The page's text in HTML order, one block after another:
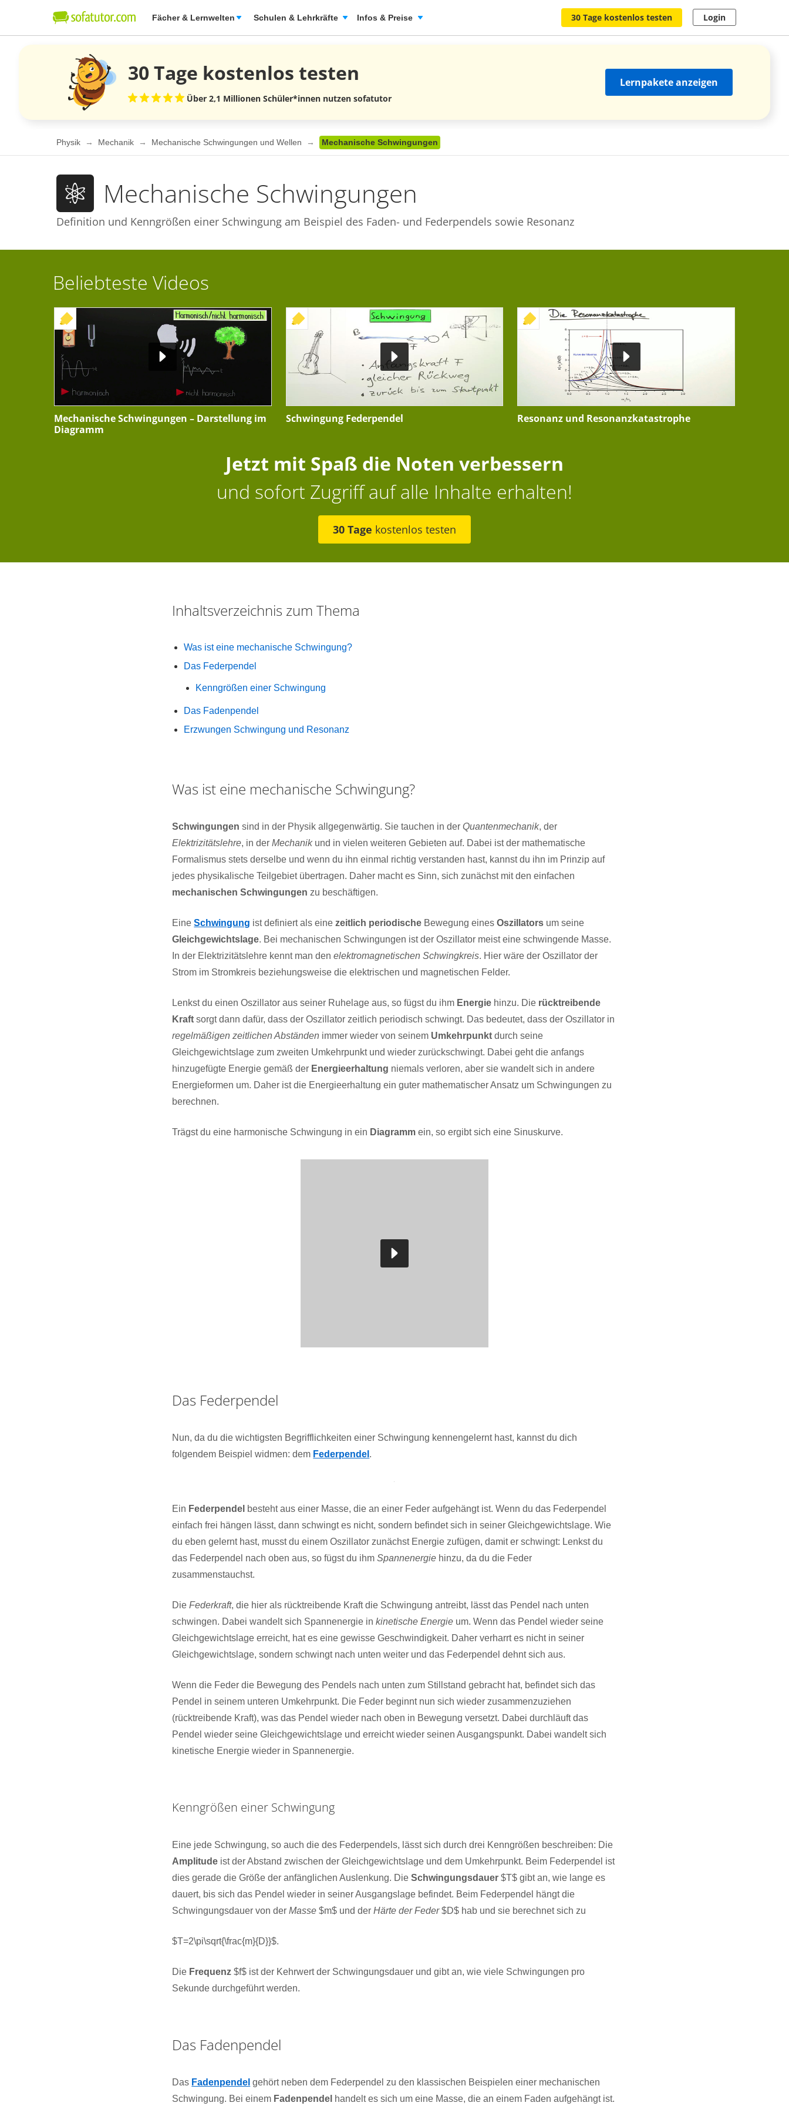
Fächer & Lernwelten Schulen & Lehrkräfte Infos & Preise 30 Tage kostenlos testen Login
30 Tage kostenlos testen
Über 2,1 Millionen Schüler*innen nutzen sofatutor
Lernpakete anzeigen
Physik Mechanik Mechanische Schwingungen und Wellen Mechanische Schwingungen
Mechanische Schwingungen
Definition und Kenngrößen einer Schwingung am Beispiel des Faden- und Federpendels sowie Resonanz
Beliebteste Videos
Mechanische Schwingungen – Darstellung im
Diagramm
+ INTERAKTIVE ÜBUNG
Schwingung Federpendel
+ INTERAKTIVE ÜBUNG
Resonanz und Resonanzkatastrophe
Jetzt mit Spaß die Noten verbessern
und sofort Zugriff auf alle Inhalte erhalten!
30 Tage kostenlos testen
Inhaltsverzeichnis zum Thema
Was ist eine mechanische Schwingung?
Das Federpendel
Kenngrößen einer Schwingung
Das Fadenpendel
Erzwungen Schwingung und Resonanz
Was ist eine mechanische Schwingung?
Schwingungen sind in der Physik allgegenwärtig. Sie tauchen in derQuantenmechanik, der
Elektrizitätslehre, in derMechanikund in vielen weiteren Gebieten auf. Dabei ist der mathematische
Formalismus stets derselbe und wenn du ihn einmal richtig verstanden hast, kannst du ihn im Prinzip auf
jedes physikalische Teilgebiet übertragen. Daher macht es Sinn, sich zunächst mit den einfachen
mechanischen Schwingungen zu beschäftigen.
EineSchwingung ist definiert als einezeitlich periodische Bewegung einesOszillators um seine
Gleichgewichtslage. Bei mechanischen Schwingungen ist der Oszillator meist eine schwingende Masse.
In der Elektrizitätslehre kennt man denelektromagnetischen Schwingkreis. Hier wäre der Oszillator der
Strom im Stromkreis beziehungsweise die elektrischen und magnetischen Felder.
Lenkst du einen Oszillator aus seiner Ruhelage aus, so fügst du ihm Energie hinzu. Die rücktreibende
Kraft sorgt dann dafür, dass der Oszillator zeitlich periodisch schwingt. Das bedeutet, dass der Oszillator in
regelmäßigen zeitlichen Abständen immer wieder von seinem Umkehrpunkt durch seine
Gleichgewichtslage zum zweiten Umkehrpunkt und wieder zurückschwingt. Dabei geht die anfangs
hinzugefügte Energie gemäß der Energieerhaltung niemals verloren, aber sie wandelt sich in andere
Energieformen um. Daher ist die Energieerhaltung ein guter mathematischer Ansatz um Schwingungen zu
berechnen.
Trägst du eine harmonische Schwingung in ein Diagramm ein, so ergibt sich eine Sinuskurve.
Das Federpendel
Nun, da du die wichtigsten Begrifflichkeiten einer Schwingung kennengelernt hast, kannst du dich
folgendem Beispiel widmen: dem Federpendel .
Ein Federpendel besteht aus einer Masse, die an einer Feder aufgehängt ist. Wenn du das Federpendel
einfach frei hängen lässt, dann schwingt es nicht, sondern befindet sich in seiner Gleichgewichtslage. Wie
du eben gelernt hast, musst du einem Oszillator zunächst Energie zufügen, damit er schwingt: Lenkst du
das Federpendel nach oben aus, so fügst du ihmSpannenergie hinzu, da du die Feder
zusammenstauchst.
DieFederkraft, die hier als rücktreibende Kraft die Schwingung antreibt, lässt das Pendel nach unten
schwingen. Dabei wandelt sich Spannenergie inkinetische Energie um. Wenn das Pendel wieder seine
Gleichgewichtslage erreicht, hat es eine gewisse Geschwindigkeit. Daher verharrt es nicht in seiner
Gleichgewichtslage, sondern schwingt nach unten weiter und das Federpendel dehnt sich aus.
Wenn die Feder die Bewegung des Pendels nach unten zum Stillstand gebracht hat, befindet sich das
Pendel in seinem unteren Umkehrpunkt. Die Feder beginnt nun sich wieder zusammenzuziehen
(rücktreibende Kraft), was das Pendel wieder nach oben in Bewegung versetzt. Dabei durchläuft das
Pendel wieder seine Gleichgewichtslage und erreicht wieder seinen Ausgangspunkt. Dabei wandelt sich
kinetische Energie wieder in Spannenergie.
Kenngrößen einer Schwingung
Eine jede Schwingung, so auch die des Federpendels, lässt sich durch drei Kenngrößen beschreiben: Die
Amplitude ist der Abstand zwischen der Gleichgewichtslage und dem Umkehrpunkt. Beim Federpendel ist
dies gerade die Größe der anfänglichen Auslenkung. DieSchwingungsdauer $T$ gibt an, wie lange es
dauert, bis sich das Pendel wieder in seiner Ausgangslage befindet. Beim Federpendel hängt die
Schwingungsdauer von derMasse $m$ und derHärte der Feder$D$ hab und sie berechnet sich zu
$T=2\pi\sqrt{\frac{m}{D}}$.
Die Frequenz $f$ ist der Kehrwert der Schwingungsdauer und gibt an, wie viele Schwingungen pro
Sekunde durchgeführt werden.
Das Fadenpendel
Das Fadenpendel gehört neben dem Federpendel zu den klassischen Beispielen einer mechanischen
Schwingung. Bei einem Fadenpendel handelt es sich um eine Masse, die an einem Faden aufgehängt ist.